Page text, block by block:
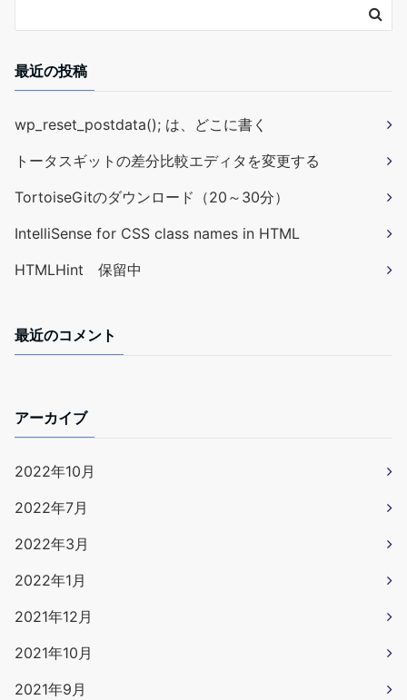
最近の投稿
wp_reset_postdata(); は、どこに書く
トータスギットの差分比較エディタを変更する
TortoiseGitのダウンロード（20～30分）
IntelliSense for CSS class names in HTML
HTMLHint 保留中
最近のコメント
アーカイブ
2022年10月
2022年7月
2022年3月
2022年1月
2021年12月
2021年10月
2021年9月